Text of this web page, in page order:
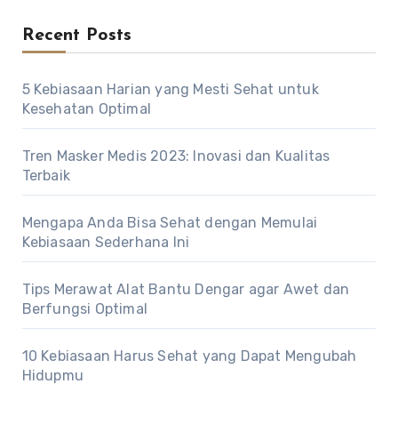
Recent Posts
5 Kebiasaan Harian yang Mesti Sehat untuk
Kesehatan Optimal
Tren Masker Medis 2023: Inovasi dan Kualitas
Terbaik
Mengapa Anda Bisa Sehat dengan Memulai
Kebiasaan Sederhana Ini
Tips Merawat Alat Bantu Dengar agar Awet dan
Berfungsi Optimal
10 Kebiasaan Harus Sehat yang Dapat Mengubah
Hidupmu